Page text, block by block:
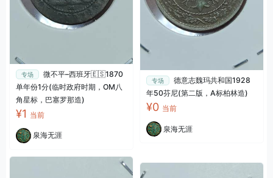
专场
微不平–西班牙🇪🇸1870
单年份1分(临时政府时期，OM八
角星标，巴塞罗那造)
¥1 当前
泉海无涯
专场
德意志魏玛共和国1928
年50芬尼(第二版，A标柏林造)
¥0 当前
泉海无涯